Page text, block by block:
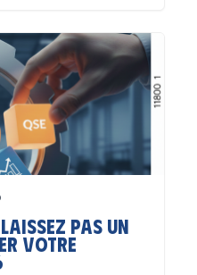
pas un
votre